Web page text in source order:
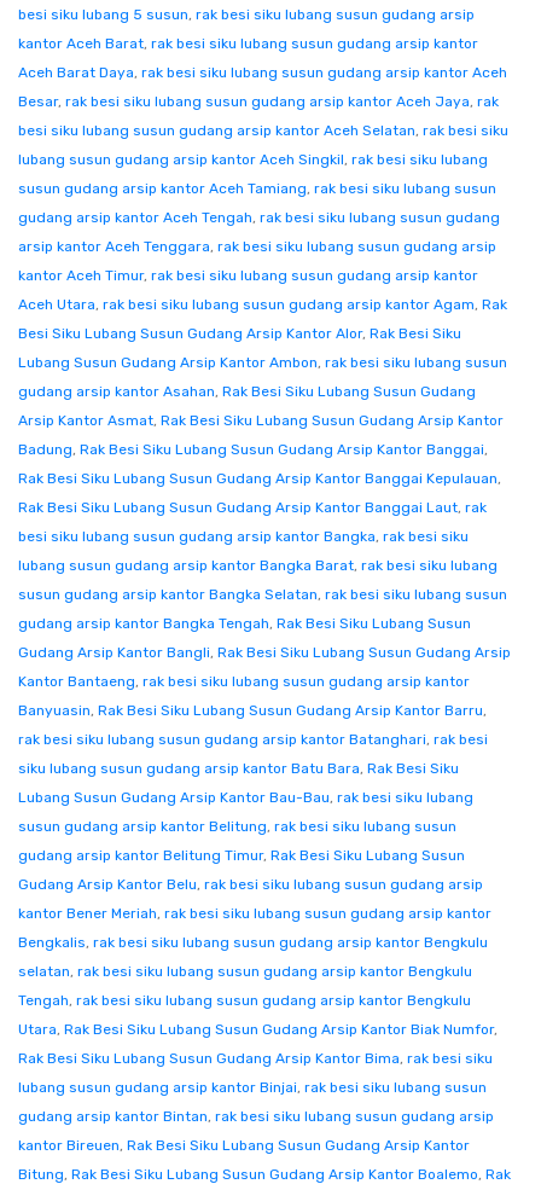
besi siku lubang 5 susun, rak besi siku lubang susun gudang arsip
kantor Aceh Barat, rak besi siku lubang susun gudang arsip kantor
Aceh Barat Daya, rak besi siku lubang susun gudang arsip kantor Aceh
Besar, rak besi siku lubang susun gudang arsip kantor Aceh Jaya, rak
besi siku lubang susun gudang arsip kantor Aceh Selatan, rak besi siku
lubang susun gudang arsip kantor Aceh Singkil, rak besi siku lubang
susun gudang arsip kantor Aceh Tamiang, rak besi siku lubang susun
gudang arsip kantor Aceh Tengah, rak besi siku lubang susun gudang
arsip kantor Aceh Tenggara, rak besi siku lubang susun gudang arsip
kantor Aceh Timur, rak besi siku lubang susun gudang arsip kantor
Aceh Utara, rak besi siku lubang susun gudang arsip kantor Agam, Rak
Besi Siku Lubang Susun Gudang Arsip Kantor Alor, Rak Besi Siku
Lubang Susun Gudang Arsip Kantor Ambon, rak besi siku lubang susun
gudang arsip kantor Asahan, Rak Besi Siku Lubang Susun Gudang
Arsip Kantor Asmat, Rak Besi Siku Lubang Susun Gudang Arsip Kantor
Badung, Rak Besi Siku Lubang Susun Gudang Arsip Kantor Banggai,
Rak Besi Siku Lubang Susun Gudang Arsip Kantor Banggai Kepulauan,
Rak Besi Siku Lubang Susun Gudang Arsip Kantor Banggai Laut, rak
besi siku lubang susun gudang arsip kantor Bangka, rak besi siku
lubang susun gudang arsip kantor Bangka Barat, rak besi siku lubang
susun gudang arsip kantor Bangka Selatan, rak besi siku lubang susun
gudang arsip kantor Bangka Tengah, Rak Besi Siku Lubang Susun
Gudang Arsip Kantor Bangli, Rak Besi Siku Lubang Susun Gudang Arsip
Kantor Bantaeng, rak besi siku lubang susun gudang arsip kantor
Banyuasin, Rak Besi Siku Lubang Susun Gudang Arsip Kantor Barru,
rak besi siku lubang susun gudang arsip kantor Batanghari, rak besi
siku lubang susun gudang arsip kantor Batu Bara, Rak Besi Siku
Lubang Susun Gudang Arsip Kantor Bau-Bau, rak besi siku lubang
susun gudang arsip kantor Belitung, rak besi siku lubang susun
gudang arsip kantor Belitung Timur, Rak Besi Siku Lubang Susun
Gudang Arsip Kantor Belu, rak besi siku lubang susun gudang arsip
kantor Bener Meriah, rak besi siku lubang susun gudang arsip kantor
Bengkalis, rak besi siku lubang susun gudang arsip kantor Bengkulu
selatan, rak besi siku lubang susun gudang arsip kantor Bengkulu
Tengah, rak besi siku lubang susun gudang arsip kantor Bengkulu
Utara, Rak Besi Siku Lubang Susun Gudang Arsip Kantor Biak Numfor,
Rak Besi Siku Lubang Susun Gudang Arsip Kantor Bima, rak besi siku
lubang susun gudang arsip kantor Binjai, rak besi siku lubang susun
gudang arsip kantor Bintan, rak besi siku lubang susun gudang arsip
kantor Bireuen, Rak Besi Siku Lubang Susun Gudang Arsip Kantor
Bitung, Rak Besi Siku Lubang Susun Gudang Arsip Kantor Boalemo, Rak